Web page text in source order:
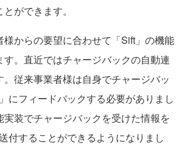
ができます。
からの要望に合わせて「Sift」の機能
す。直近ではチャージバックの自動連
従来事業者様は自身でチャージバッ
にフィードバックする必要がありまし
実装でチャージバックを受けた情報を
付することができるようになりまし